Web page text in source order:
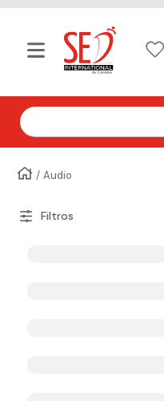
Buscar
Audio